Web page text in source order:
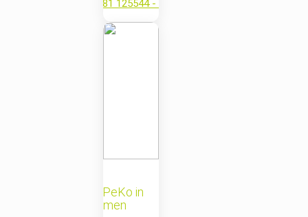
0781 125544 - 0
MePeKo in
Bremen